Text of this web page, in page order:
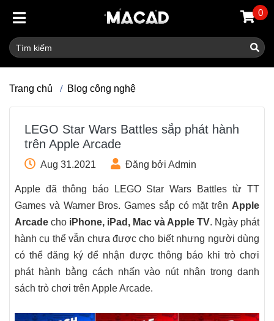
0
Trang chủ Blog công nghệ
LEGO Star Wars Battles sắp phát hành
trên Apple Arcade
Aug 31.2021 Đăng bởi Admin
Apple đã thông báo LEGO Star Wars Battles từ TT
Games và Warner Bros. Games sắp có mặt trên Apple
Arcade cho iPhone, iPad, Mac và Apple TV. Ngày phát
hành cụ thể vẫn chưa được cho biết nhưng người dùng
có thể đăng ký để nhận được thông báo khi trò chơi
phát hành bằng cách nhấn vào nút nhận trong danh
sách trò chơi trên Apple Arcade.